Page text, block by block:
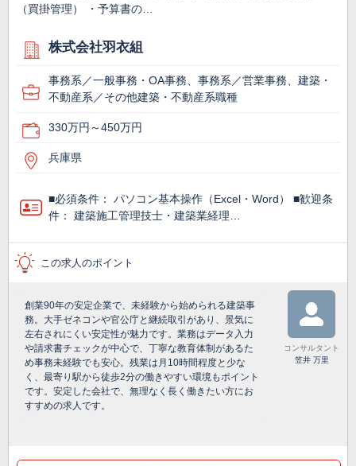
（買掛管理） ・予算書の…
株式会社羽衣組
事務系／一般事務・OA事務、事務系／営業事務、建築・
不動産系／その他建築・不動産系職種
330万円～450万円
兵庫県
■必須条件： パソコン基本操作（Excel・Word） ■歓迎条
件： 建築施工管理技士・建築業経理…
この求人のポイント
創業90年の安定企業で、未経験から始められる建築事
務。大手ゼネコンや官公庁と継続取引があり、景気に
左右されにくい安定性が魅力です。業務はデータ入力
や請求書チェックが中心で、丁寧な教育体制があるた
め事務未経験でも安心。残業は月10時間程度と少な
く、最寄り駅から徒歩2分の働きやすい環境もポイント
です。安定した会社で、無理なく長く働きたい方にお
すすめの求人です。
コンサルタント
笠井 万里